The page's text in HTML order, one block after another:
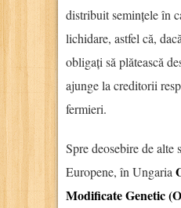
distribuit semințele în
lichidare, astfel că,
obligați să plătească
ajunge la creditorii
fermieri.
Spre deosebire de alte
Europene, în Ungaria
Modificate Genetic